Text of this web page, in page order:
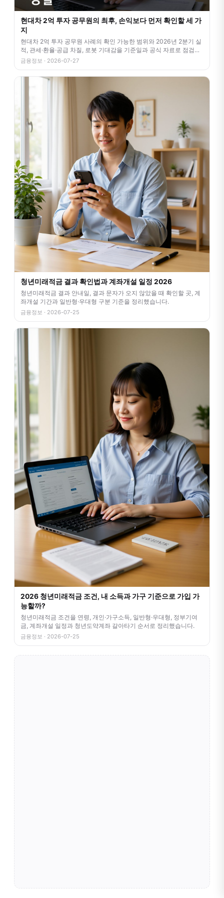
현대차 2억 투자 공무원의 최후, 손익보다 먼저 확인할 세 가
지
현대차 2억 투자 공무원 사례의 확인 가능한 범위와 2026년 2분기 실
적, 관세·환율·공급 차질, 로봇 기대감을 기준일과 공식 자료로 점검합
니
금융정보 · 2026-07-27
청년미래적금 결과 확인법과 계좌개설 일정 2026
청년미래적금 결과 안내일, 결과 문자가 오지 않았을 때 확인할 곳, 계
좌개설 기간과 일반형·우대형 구분 기준을 정리했습니다.
금융정보 · 2026-07-25
2026 청년미래적금 조건, 내 소득과 가구 기준으로 가입 가
능할까?
청년미래적금 조건을 연령, 개인·가구소득, 일반형·우대형, 정부기여
금, 계좌개설 일정과 청년도약계좌 갈아타기 순서로 정리했습니다.
금융정보 · 2026-07-25